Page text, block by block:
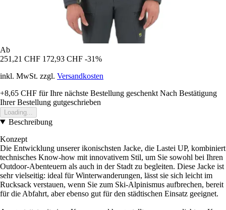
Ab
251,21 CHF 172,93 CHF -31%
inkl. MwSt. zzgl. Versandkosten
+8,65 CHF für Ihre nächste Bestellung geschenkt Nach Bestätigung
Ihrer Bestellung gutgeschrieben
Loading...
Beschreibung
Konzept
Die Entwicklung unserer ikonischsten Jacke, die Lastei UP, kombiniert
technisches Know-how mit innovativem Stil, um Sie sowohl bei Ihren
Outdoor-Abenteuern als auch in der Stadt zu begleiten. Diese Jacke ist
sehr vielseitig: ideal für Winterwanderungen, lässt sie sich leicht im
Rucksack verstauen, wenn Sie zum Ski-Alpinismus aufbrechen, bereit
für die Abfahrt, aber ebenso gut für den städtischen Einsatz geeignet.